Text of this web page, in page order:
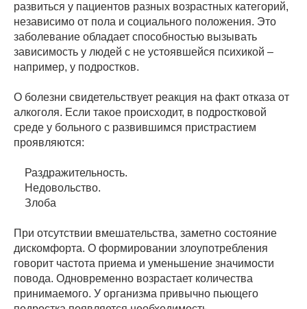
развиться у пациентов разных возрастных категорий,
независимо от пола и социального положения. Это
заболевание обладает способностью вызывать
зависимость у людей с не устоявшейся психикой –
например, у подростков.
О болезни свидетельствует реакция на факт отказа от
алкоголя. Если такое происходит, в подростковой
среде у больного с развившимся пристрастием
проявляются:
Раздражительность.
Недовольство.
Злоба
При отсутствии вмешательства, заметно состояние
дискомфорта. О формировании злоупотребления
говорит частота приема и уменьшение значимости
повода. Одновременно возрастает количества
принимаемого. У организма привычно пьющего